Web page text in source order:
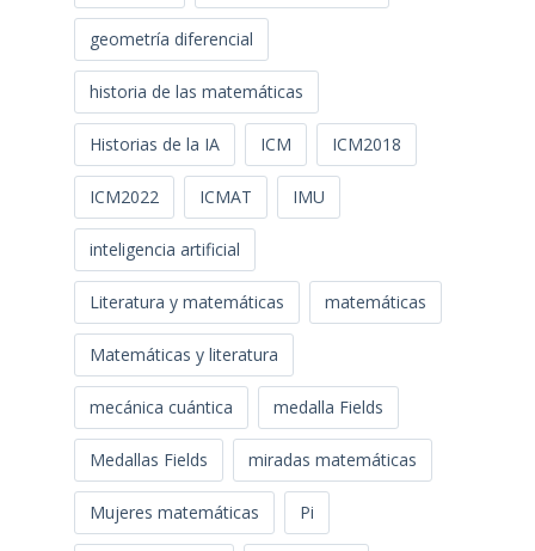
geometría diferencial
historia de las matemáticas
Historias de la IA ICM ICM2018
ICM2022 ICMAT IMU
inteligencia artificial
Literatura y matemáticas matemáticas
Matemáticas y literatura
mecánica cuántica medalla Fields
Medallas Fields miradas matemáticas
Mujeres matemáticas Pi